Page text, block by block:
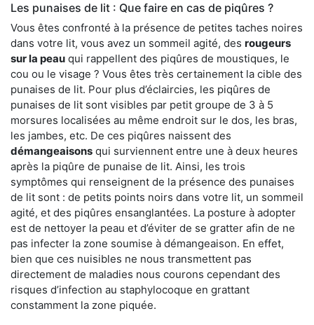
Les punaises de lit : Que faire en cas de piqûres ?
Vous êtes confronté à la présence de petites taches noires
dans votre lit, vous avez un sommeil agité, des rougeurs
sur la peau qui rappellent des piqûres de moustiques, le
cou ou le visage ? Vous êtes très certainement la cible des
punaises de lit. Pour plus d’éclaircies, les piqûres de
punaises de lit sont visibles par petit groupe de 3 à 5
morsures localisées au même endroit sur le dos, les bras,
les jambes, etc. De ces piqûres naissent des
démangeaisons qui surviennent entre une à deux heures
après la piqûre de punaise de lit. Ainsi, les trois
symptômes qui renseignent de la présence des punaises
de lit sont : de petits points noirs dans votre lit, un sommeil
agité, et des piqûres ensanglantées. La posture à adopter
est de nettoyer la peau et d’éviter de se gratter afin de ne
pas infecter la zone soumise à démangeaison. En effet,
bien que ces nuisibles ne nous transmettent pas
directement de maladies nous courons cependant des
risques d’infection au staphylocoque en grattant
constamment la zone piquée.